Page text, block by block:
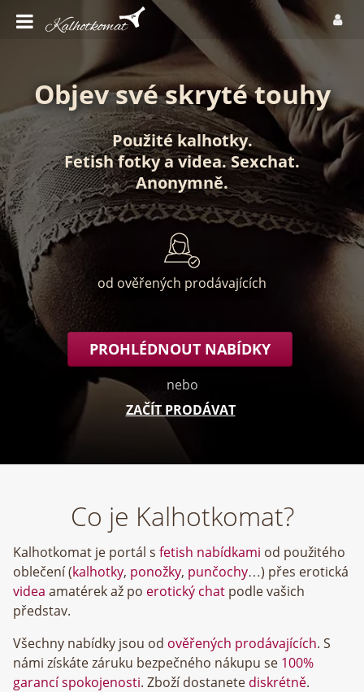
Objev své skryté touhy
Použité kalhotky.
Fetish fotkyavidea.Sexchat.
Anonymně.
od ověřených prodávajících
PROHLÉDNOUT NABÍDKY
nebo
ZAČÍT PRODÁVAT
Co je Kalhotkomat?
Kalhotkomat je portál s fetish nabídkami od použitého
oblečení (kalhotky, ponožky, punčochy…) přes erotická
videa amatérek až po erotický chat podle vašich
představ.
Všechny nabídky jsou od ověřených prodávajících. S
námi získáte záruku bezpečného nákupu se 100%
garancí spokojenosti. Zboží dostanete diskrétně.